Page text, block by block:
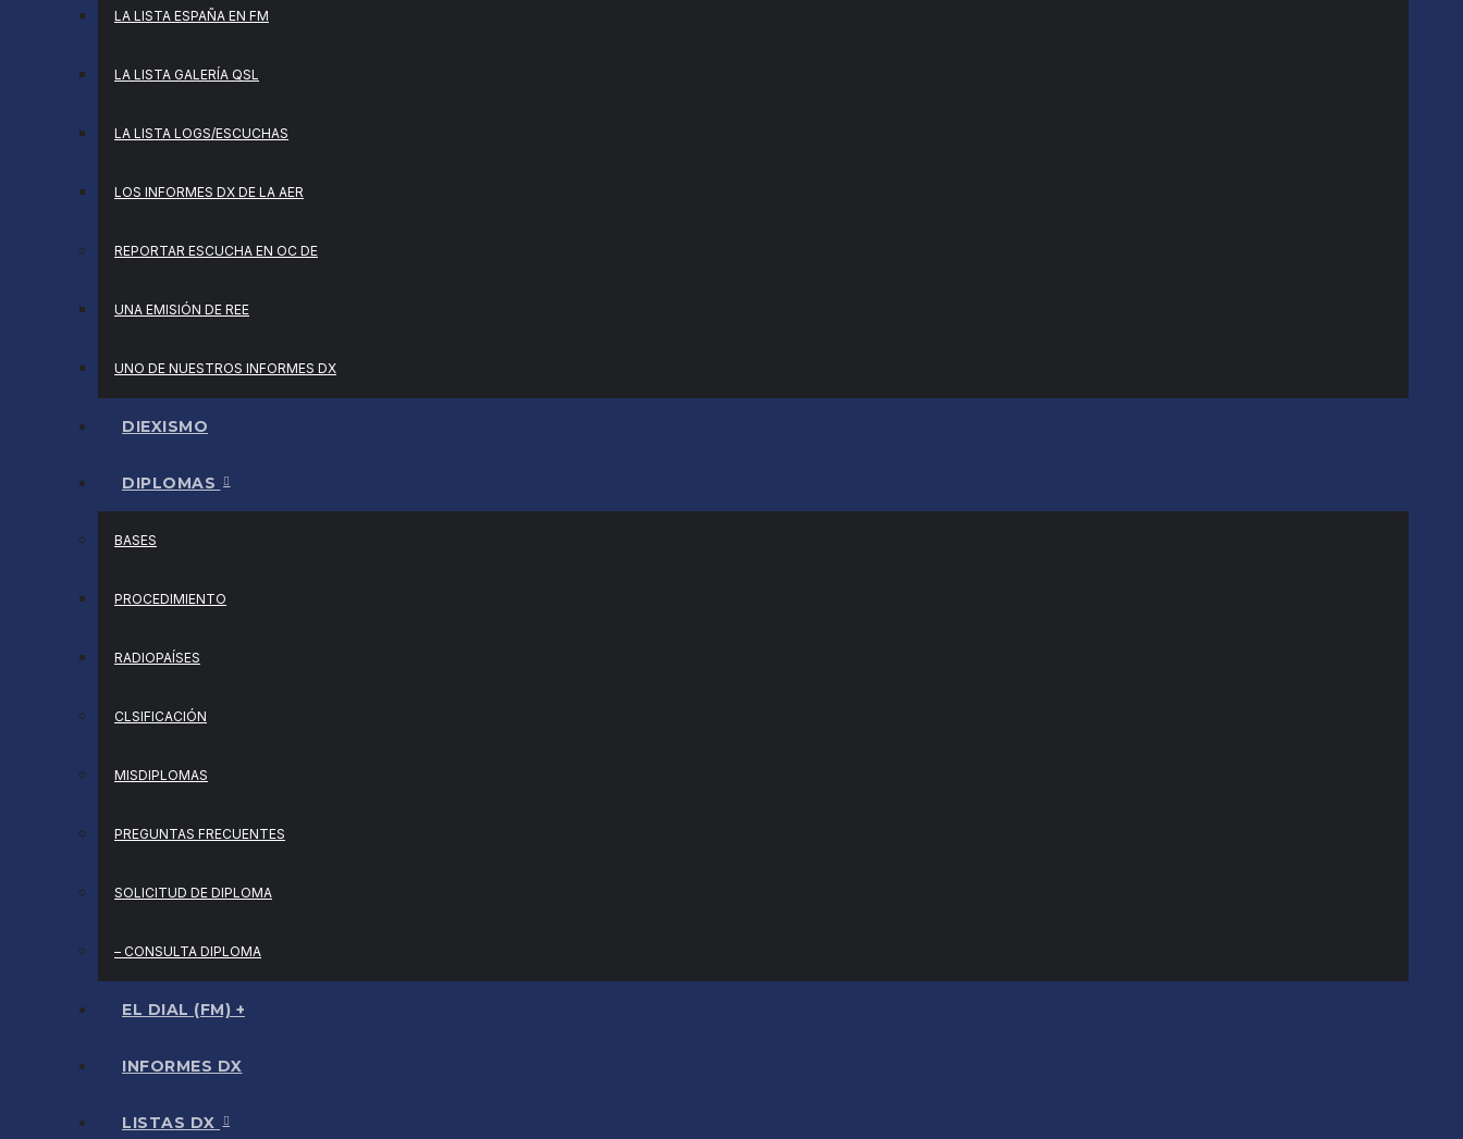
LA LISTA ESPAÑA EN FM
LA LISTA GALERÍA QSL
LA LISTA LOGS/ESCUCHAS
LOS INFORMES DX DE LA AER
REPORTAR ESCUCHA EN OC DE
UNA EMISIÓN DE REE
UNO DE NUESTROS INFORMES DX
DIEXISMO
DIPLOMAS
BASES
PROCEDIMIENTO
RADIOPAÍSES
CLSIFICACIÓN
MISDIPLOMAS
PREGUNTAS FRECUENTES
SOLICITUD DE DIPLOMA
– CONSULTA DIPLOMA
EL DIAL (FM) +
INFORMES DX
LISTAS DX